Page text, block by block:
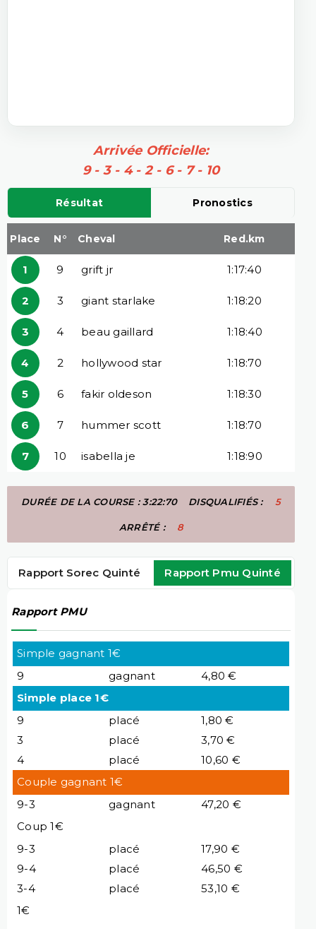
Arrivée Officielle:
9 - 3 - 4 - 2 - 6 - 7 - 10
Résultat Pronostics
Place N° Cheval Red.km
1 9 grift jr 1:17:40
2 3 giant starlake 1:18:20
3 4 beau gaillard 1:18:40
4 2 hollywood star 1:18:70
5 6 fakir oldeson 1:18:30
6 7 hummer scott 1:18:70
7 10 isabella je 1:18:90
DURÉE DE LA COURSE : 3:22:70 DISQUALIFIÉS : 5
ARRÊTÉ : 8
Rapport Sorec Quinté Rapport Pmu Quinté
Rapport PMU
Simple gagnant 1€
9
gagnant
4,80 €
Simple place 1€
9
placé
1,80 €
3
placé
3,70 €
4
placé
10,60 €
Couple gagnant 1€
9-3
gagnant
47,20 €
Coup 1€
9-3
placé
17,90 €
9-4
placé
46,50 €
3-4
placé
53,10 €
1€